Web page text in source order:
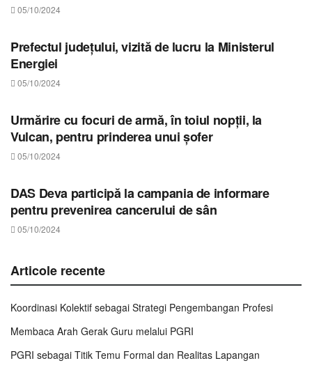
05/10/2024
Prefectul județului, vizită de lucru la Ministerul
Energiei
05/10/2024
Urmărire cu focuri de armă, în toiul nopții, la
Vulcan, pentru prinderea unui șofer
05/10/2024
DAS Deva participă la campania de informare
pentru prevenirea cancerului de sân
05/10/2024
Articole recente
Koordinasi Kolektif sebagai Strategi Pengembangan Profesi
Membaca Arah Gerak Guru melalui PGRI
PGRI sebagai Titik Temu Formal dan Realitas Lapangan